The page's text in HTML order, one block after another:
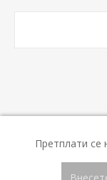
Претплати се